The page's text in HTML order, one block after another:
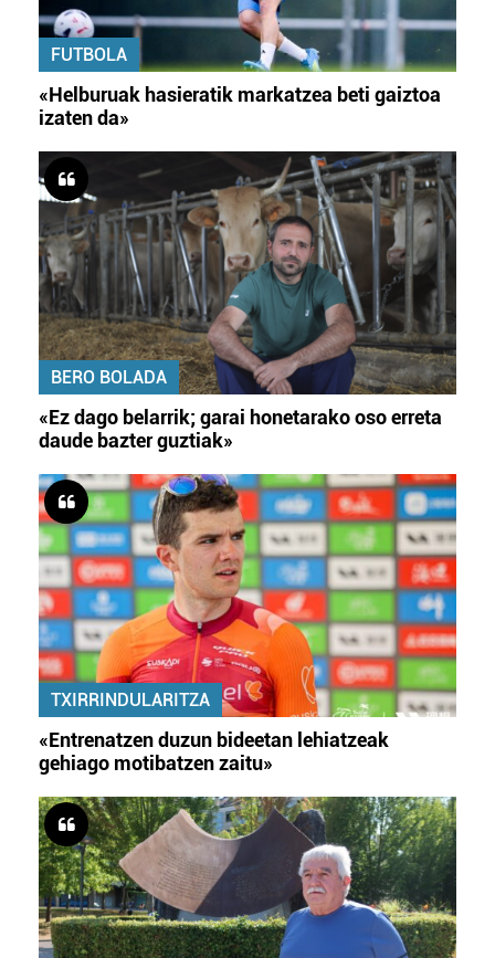
FUTBOLA
«Helburuak hasieratik markatzea beti gaiztoa
izaten da»
BERO BOLADA
«Ez dago belarrik; garai honetarako oso erreta
daude bazter guztiak»
TXIRRINDULARITZA
«Entrenatzen duzun bideetan lehiatzeak
gehiago motibatzen zaitu»